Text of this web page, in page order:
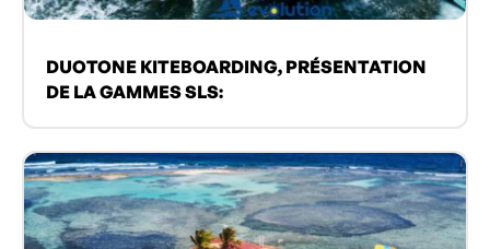
DUOTONE KITEBOARDING, PRÉSENTATION
DE LA GAMMES SLS: